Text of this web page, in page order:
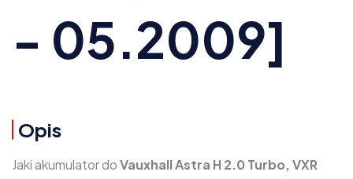
- 05.2009]
Opis
Jaki akumulator doVauxhall Astra H 2.0 Turbo, VXR